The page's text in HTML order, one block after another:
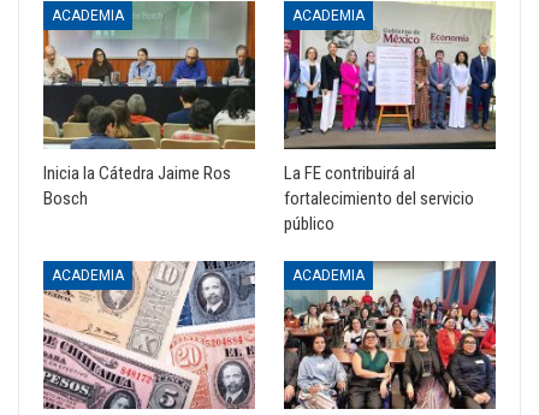
ACADEMIA
Inicia la Cátedra Jaime Ros
Bosch
ACADEMIA
La FE contribuirá al
fortalecimiento del servicio
público
ACADEMIA ACADEMIA